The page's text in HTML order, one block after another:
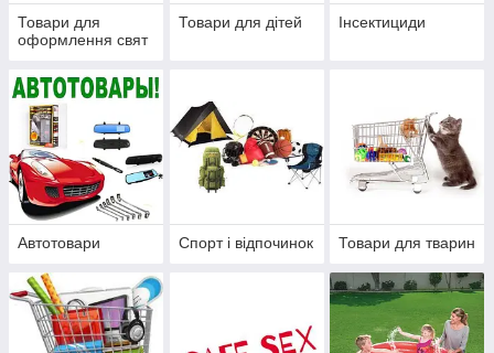
Товари для
оформлення свят
Товари для дітей Інсектициди
Автотовари Спорт і відпочинок Товари для тварин